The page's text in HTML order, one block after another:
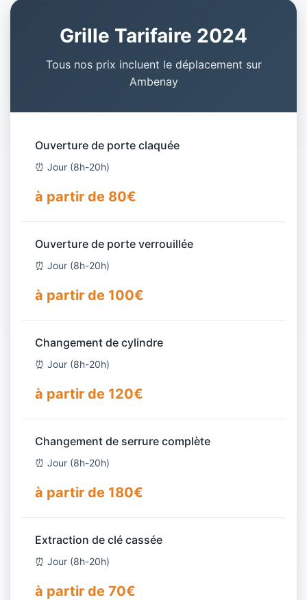
Grille Tarifaire 2024
Tous nos prix incluent le déplacement sur
Ambenay
Ouverture de porte claquée
⏰ Jour (8h-20h)
à partir de 80€
Ouverture de porte verrouillée
⏰ Jour (8h-20h)
à partir de 100€
Changement de cylindre
⏰ Jour (8h-20h)
à partir de 120€
Changement de serrure complète
⏰ Jour (8h-20h)
à partir de 180€
Extraction de clé cassée
⏰ Jour (8h-20h)
à partir de 70€